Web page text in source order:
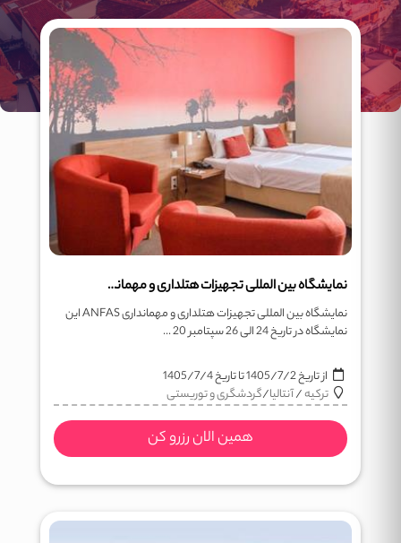
نمایشگاه بین المللی تجهیزات هتلداری و مهمانداری ANFAS
نمایشگاه بین المللی تجهیزات هتلداری و مهمانداری ANFAS این
نمایشگاه در تاریخ 24 الی 26 سپتامبر 20 ...
از تاریخ1405/7/2تا تاریخ1405/7/4
ترکیه/آنتالیا/گردشگری و توریستی
همین الان رزرو کن